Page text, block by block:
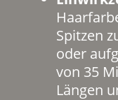
Spitzen
oder
von 35
Längen